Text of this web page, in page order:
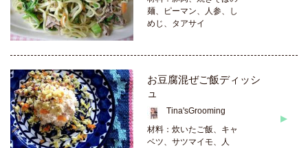
麺、ピーマン、人参、し
めじ、タアサイ
お豆腐混ぜご飯ディッシ
ュ
Tina'sGrooming
材料：炊いたご飯、キャ
ベツ、サツマイモ、人